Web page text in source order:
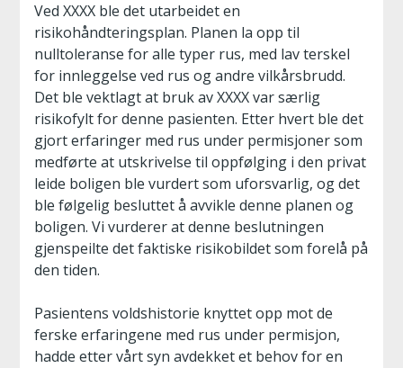
Ved XXXX ble det utarbeidet en
risikohåndteringsplan. Planen la opp til
nulltoleranse for alle typer rus, med lav terskel
for innleggelse ved rus og andre vilkårsbrudd.
Det ble vektlagt at bruk av XXXX var særlig
risikofylt for denne pasienten. Etter hvert ble det
gjort erfaringer med rus under permisjoner som
medførte at utskrivelse til oppfølging i den privat
leide boligen ble vurdert som uforsvarlig, og det
ble følgelig besluttet å avvikle denne planen og
boligen. Vi vurderer at denne beslutningen
gjenspeilte det faktiske risikobildet som forelå på
den tiden.
Pasientens voldshistorie knyttet opp mot de
ferske erfaringene med rus under permisjon,
hadde etter vårt syn avdekket et behov for en